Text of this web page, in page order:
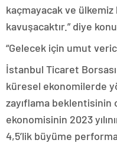
kaçmayacak ve ülkemiz
kavuşacaktır.” diye
“Gelecek için umut
İstanbul Ticaret
küresel ekonomilerde
zayıflama
ekonomisinin 2023
4,5’lik büyüme